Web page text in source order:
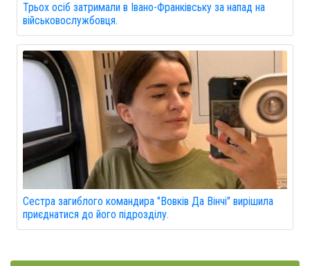
Трьох осіб затримали в Івано-Франківську за напад на
військовослужбовця.
Сестра загиблого командира "Вовків Да Вінчі" вирішила
приєднатися до його підрозділу.